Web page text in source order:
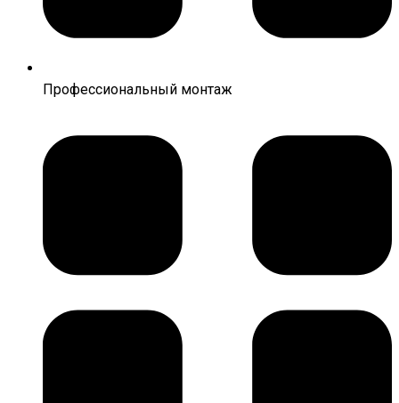
Профессиональный монтаж